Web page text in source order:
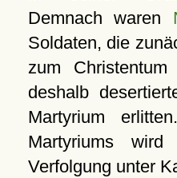
Demnach waren
Soldaten, die
zum
deshalb
Martyrium
Martyriums
Verfolgung unter